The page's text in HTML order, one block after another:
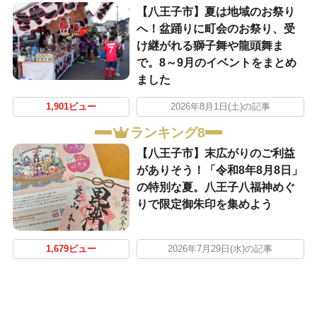
【八王子市】夏は地域のお祭り
へ！盆踊りに町会のお祭り、受
け継がれる獅子舞や龍頭舞ま
で。8～9月のイベントをまとめ
ました
1,901ビュー 2026年8月1日(土)の記事
ランキング8
【八王子市】末広がりのご利益
がありそう！「令和8年8月8日」
の特別な夏。八王子八福神めぐ
りで限定御朱印を集めよう
1,679ビュー 2026年7月29日(水)の記事